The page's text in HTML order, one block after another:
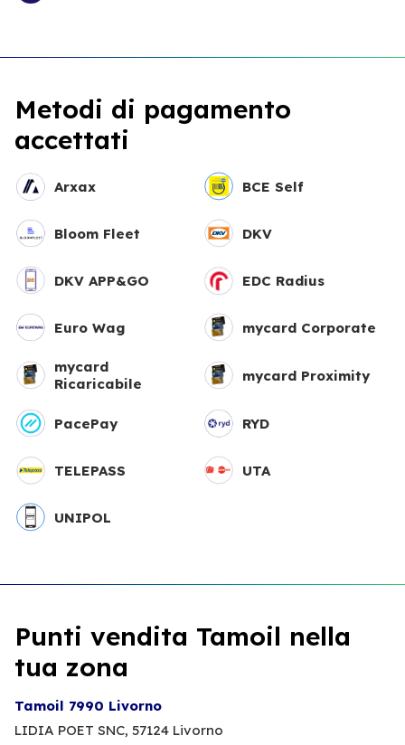
Metodi di pagamento
accettati
Arxax BCE Self
Bloom Fleet DKV
DKV APP&GO EDC Radius
Euro Wag mycard Corporate
mycard
Ricaricabile
mycard Proximity
PacePay RYD
TELEPASS UTA
UNIPOL
Punti vendita Tamoil nella
tua zona
Tamoil 7990 Livorno
LIDIA POET SNC, 57124 Livorno